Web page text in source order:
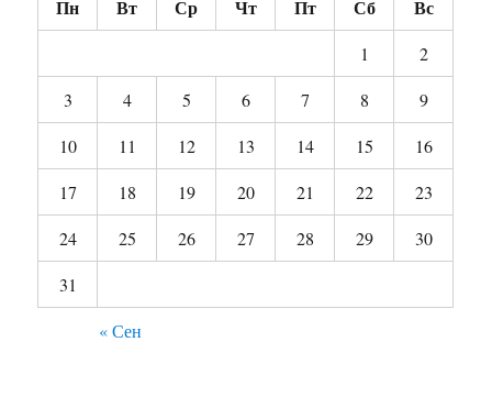
Пн Вт Ср Чт Пт Сб Вс
1
2
3
4 5 6 7 8
9
10
11 12 13 14 15
16
17
18 19 20 21 22
23
24
25 26 27 28 29
30
31
« Сен